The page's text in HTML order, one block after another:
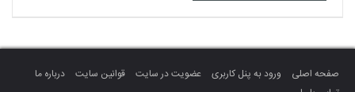
صفحه اصلی ورود به پنل کاربری عضویت در سایت قوانین سایت
درباره ما